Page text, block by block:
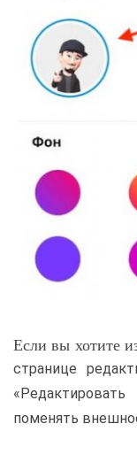
Если вы хотите
странице
поменять